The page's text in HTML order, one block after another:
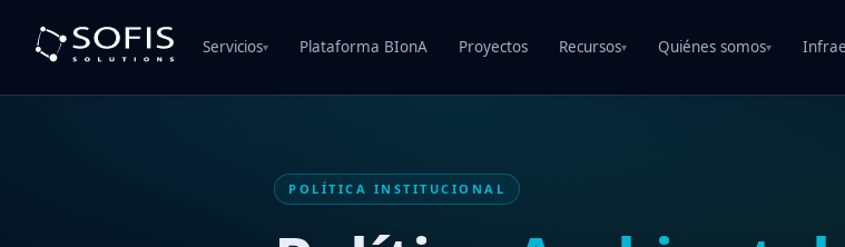
Servicios▾ Plataforma BIonA Proyectos Recursos▾ Quiénes somos▾
POLÍTICA INSTITUCIONAL